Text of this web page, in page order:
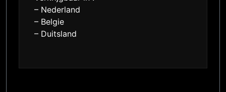
– Nederland
– Belgie
– Duitsland